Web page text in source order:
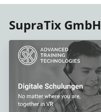
SupraTix GmbH